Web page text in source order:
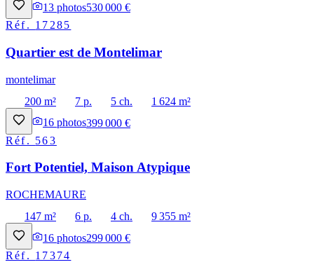
13 photos530 000 €
Réf. 17285
Quartier est de Montelimar
montelimar
200 m²
7 p. 5 ch.
1 624 m²
16 photos399 000 €
Réf. 563
Fort Potentiel, Maison Atypique
ROCHEMAURE
147 m²
6 p. 4 ch.
9 355 m²
16 photos299 000 €
Réf. 17374